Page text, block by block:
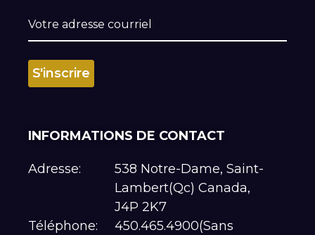
INFORMATIONS DE CONTACT
Adresse:
538 Notre-Dame, Saint-
Lambert(Qc) Canada,
J4P 2K7
Téléphone:
450.465.4900(Sans